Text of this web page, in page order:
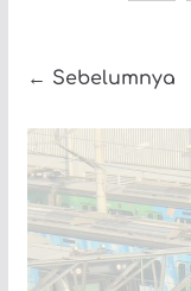
← Sebelumnya